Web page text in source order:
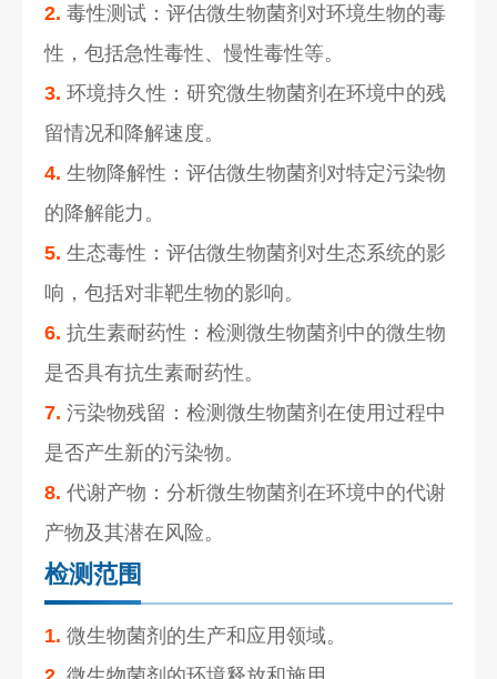
2. 毒性测试：评估微生物菌剂对环境生物的毒
性，包括急性毒性、慢性毒性等。
3. 环境持久性：研究微生物菌剂在环境中的残
留情况和降解速度。
4. 生物降解性：评估微生物菌剂对特定污染物
的降解能力。
5. 生态毒性：评估微生物菌剂对生态系统的影
响，包括对非靶生物的影响。
6. 抗生素耐药性：检测微生物菌剂中的微生物
是否具有抗生素耐药性。
7. 污染物残留：检测微生物菌剂在使用过程中
是否产生新的污染物。
8. 代谢产物：分析微生物菌剂在环境中的代谢
产物及其潜在风险。
检测范围
1. 微生物菌剂的生产和应用领域。